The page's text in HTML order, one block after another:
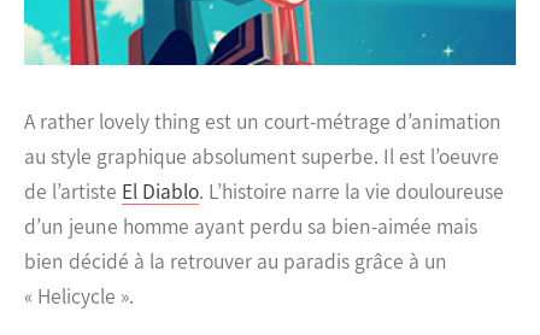
A rather lovely thing est un court-métrage d’animation
au style graphique absolument superbe. Il est l’oeuvre
de l’artiste El Diablo. L’histoire narre la vie douloureuse
d’un jeune homme ayant perdu sa bien-aimée mais
bien décidé à la retrouver au paradis grâce à un
« Helicycle ».